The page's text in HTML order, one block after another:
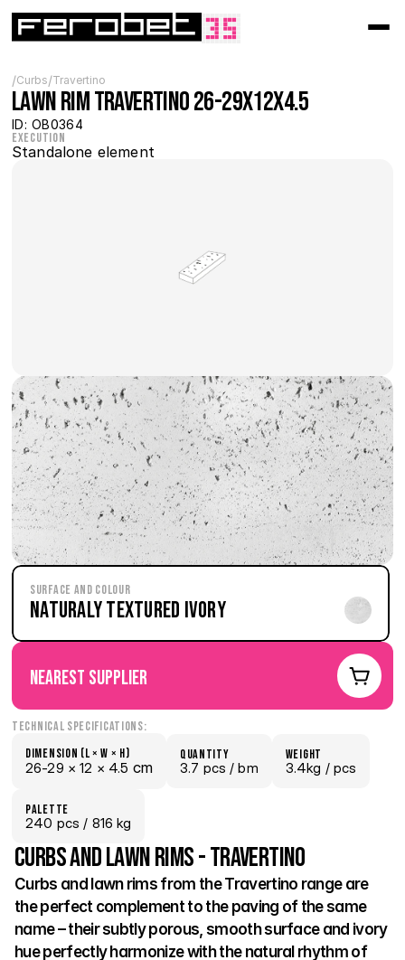
/Curbs/Travertino
Lawn Rim Travertino 26-29x12x4.5
ID: OB0364
Execution
Standalone element
Surface and Colour
Naturaly Textured Ivory
nearest supplier
Technical Specifications:
Dimension (L × W × H)
26-29 × 12 × 4.5 cm
quantity
3.7 pcs / bm
weight
3.4kg / pcs
palette
240 pcs / 816 kg
Curbs and lawn rims - Travertino
Curbs and lawn rims from the Travertino range are
the perfect complement to the paving of the same
name – their subtly porous, smooth surface and ivory
hue perfectly harmonize with the natural rhythm of